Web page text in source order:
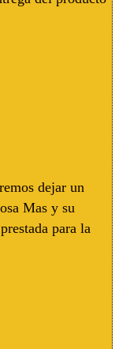
dejar un
Mas y su
para la